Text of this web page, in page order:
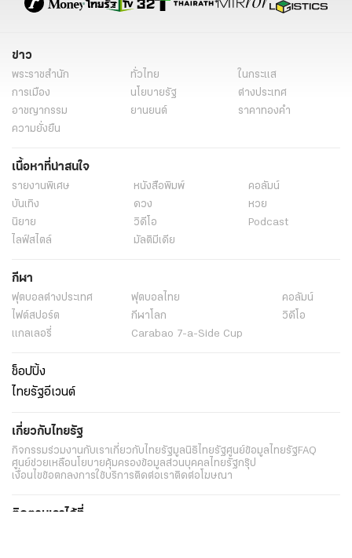
ข่าว
พระราชสำนัก ทั่วไทย
ในกระแส
การเมือง
นโยบายรัฐ
ต่างประเทศ
อาชญากรรม
ยานยนต์
ราคาทองคำ
ความยั่งยืน
เนื้อหาที่น่าสนใจ
รายงานพิเศษ หนังสือพิมพ์
คอลัมน์
บันเทิง
ดวง
หวย
นิยาย
วิดีโอ
Podcast
ไลฟ์สไตล์
มัลติมีเดีย
กีฬา
ฟุตบอลต่่างประเทศ ฟุตบอลไทย
คอลัมน์
ไฟต์สปอร์ต
กีฬาโลก
วิดีโอ
แกลเลอรี่
Carabao 7-a-Side Cup
ช็อปปิ้ง
ไทยรัฐอีเวนต์
เกี่ยวกับไทยรัฐ
กิจกรรมร่วมงานกับเราเกี่ยวกับไทยรัฐมูลนิธิไทยรัฐศูนย์ข้อมูลไทยรัฐFAQ
ศูนย์ช่วยเหลือนโยบายคุ้มครองข้อมูลส่วนบุคคลไทยรัฐกรุ๊ป
เงื่อนไขข้อตกลงการใช้บริการติดต่อเราติดต่อโฆษณา
ติดตามเราได้ที่